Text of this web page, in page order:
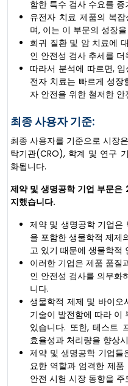
함한 특수 검사 수요를
유전자 치료 제품의 복
며, 이는 이 부문의 성장
희귀 질환 및 암 치료에
인 안전성 검사 추세를
따라서 분석에 따르면,
전자 치료는 빠르게 성
자 안전을 위한 철저한
최종 사용자 기준:
최종 사용자를 기준으로 시장
탁기관(CRO), 학계 및 연구
화됩니다.
제약 및 생명공학 기업 부문
지했습니다.
제약 및 생명공학 기업은
을 포함한 생물학적 제제
고 있기 때문에 생물학적
이러한 기업은 제품 품질
인 안전성 검사를 의무화
니다.
생물학적 제제 및 바이오
기술이 발전함에 따라 이
있습니다. 또한, 테스트
효율성과 처리량을 향상
제약 및 생명공학 기업들
요한 역할과 엄격한 제
안전 시험 시장 동향을 주